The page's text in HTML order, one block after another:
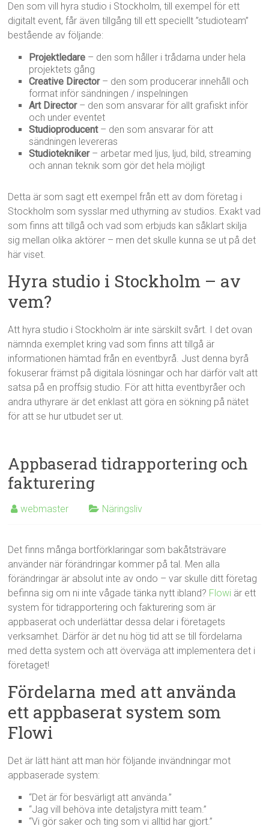
Den som vill hyra studio i Stockholm, till exempel för ett
digitalt event, får även tillgång till ett speciellt ”studioteam”
bestående av följande:
Projektledare – den som håller i trådarna under hela
projektets gång
Creative Director– den som producerar innehåll och
format inför sändningen / inspelningen
Art Director– den som ansvarar för allt grafiskt inför
och under eventet
Studioproducent– den som ansvarar för att
sändningen levereras
Studiotekniker– arbetar med ljus, ljud, bild, streaming
och annan teknik som gör det hela möjligt
Detta är som sagt ett exempel från ett av dom företag i
Stockholm som sysslar med uthyrning av studios. Exakt vad
som finns att tillgå och vad som erbjuds kan såklart skilja
sig mellan olika aktörer – men det skulle kunna se ut på det
här viset.
Hyra studio i Stockholm – av
vem?
Att hyra studio i Stockholm är inte särskilt svårt. I det ovan
nämnda exemplet kring vad som finns att tillgå är
informationen hämtad från en eventbyrå. Just denna byrå
fokuserar främst på digitala lösningar och har därför valt att
satsa på en proffsig studio. För att hitta eventbyråer och
andra uthyrare är det enklast att göra en sökning på nätet
för att se hur utbudet ser ut.
Appbaserad tidrapportering och
fakturering
webmaster Näringsliv
Det finns många bortförklaringar som bakåtsträvare
använder när förändringar kommer på tal. Men alla
förändringar är absolut inte av ondo – var skulle ditt företag
befinna sig om ni inte vågade tänka nytt ibland? Flowi är ett
system för tidrapportering och fakturering som är
appbaserat och underlättar dessa delar i företagets
verksamhet. Därför är det nu hög tid att se till fördelarna
med detta system och att överväga att implementera det i
företaget!
Fördelarna med att använda
ett appbaserat system som
Flowi
Det är lätt hänt att man hör följande invändningar mot
appbaserade system:
“Det är för besvärligt att använda.”
“Jag vill behöva inte detaljstyra mitt team.”
“Vi gör saker och ting som vi alltid har gjort.”